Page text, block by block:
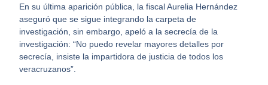
En su última aparición pública, la fiscal Aurelia Hernández
aseguró que se sigue integrando la carpeta de
investigación, sin embargo, apeló a la secrecía de la
investigación: “No puedo revelar mayores detalles por
secrecía, insiste la impartidora de justicia de todos los
veracruzanos”.